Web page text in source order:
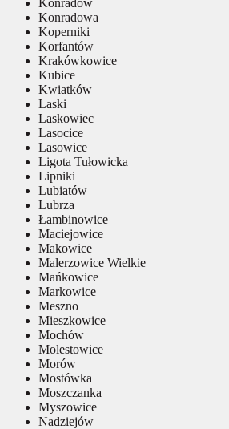
Konradowa
Koperniki
Korfantów
Krakówkowice
Kubice
Kwiatków
Laski
Laskowiec
Lasocice
Lasowice
Ligota Tułowicka
Lipniki
Lubiatów
Lubrza
Łambinowice
Maciejowice
Makowice
Malerzowice Wielkie
Mańkowice
Markowice
Meszno
Mieszkowice
Mochów
Molestowice
Morów
Mostówka
Moszczanka
Myszowice
Nadziejów